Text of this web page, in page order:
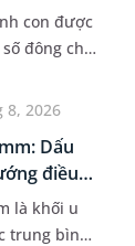
con được
đông chị
mắc bệnh
th...
8, 2026
Dấu
điều
là khối u
trung bình,